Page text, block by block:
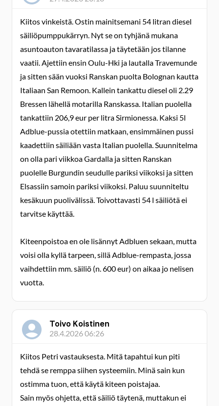
Kiitos vinkeistä. Ostin mainitsemani 54 litran diesel
säiliöpumppukärryn. Nyt se on tyhjänä mukana
asuntoauton tavaratilassa ja täytetään jos tilanne
vaatii. Ajettiin ensin Oulu-Hki ja lautalla Travemunde
ja sitten sään vuoksi Ranskan puolta Bolognan kautta
Italiaan San Remoon. Kallein tankattu diesel oli 2.29
Bressen lähellä motarilla Ranskassa. Italian puolella
tankattiin 206,9 eur per litra Sirmionessa. Kaksi 5l
Adblue-pussia otettiin matkaan, ensimmäinen pussi
kaadettiin säiliään vasta Italian puolella. Suunnitelma
on olla pari viikkoa Gardalla ja sitten Ranskan
puolelle Burgundin seudulle pariksi viikoksi ja sitten
Elsassiin samoin pariksi viikoksi. Paluu suunniteltu
kesäkuun puolivälissä. Toivottavasti 54 l säiliötä ei
tarvitse käyttää.
Kiteenpoistoa en ole lisännyt Adbluen sekaan, mutta
voisi olla kyllä tarpeen, sillä Adblue-rempasta, jossa
vaihdettiin mm. säiliö (n. 600 eur) on aikaa jo nelisen
vuotta.
Toivo Koistinen
28.4.2026 06:26
Kiitos Petri vastauksesta. Mitä tapahtui kun piti
tehdä se remppa siihen systeemiin. Minä sain kun
ostimma tuon, että käytä kiteen poistajaa.
Sain myös ohjetta, että säiliö täytenä, muttakun ei